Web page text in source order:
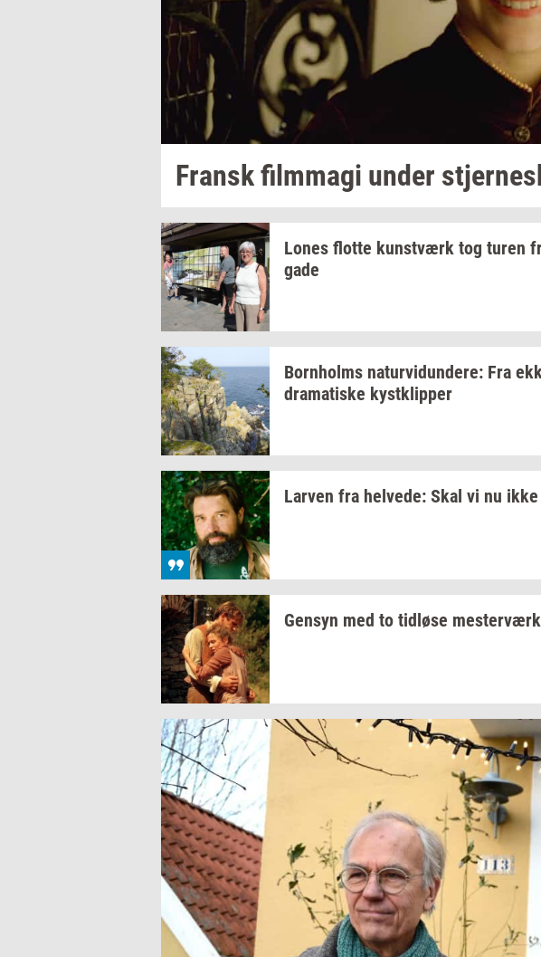
Franskfilm­magi under
Lones flot­te kunst­værk tog turen
ga­de
Born­holms na­tur­vi­dun­de­re: Fra
dra­ma­ti­ske kyst­klip­per
Lar­ven fra hel­ve­de: Skal vi nu
Gen­syn med to tid­lø­se